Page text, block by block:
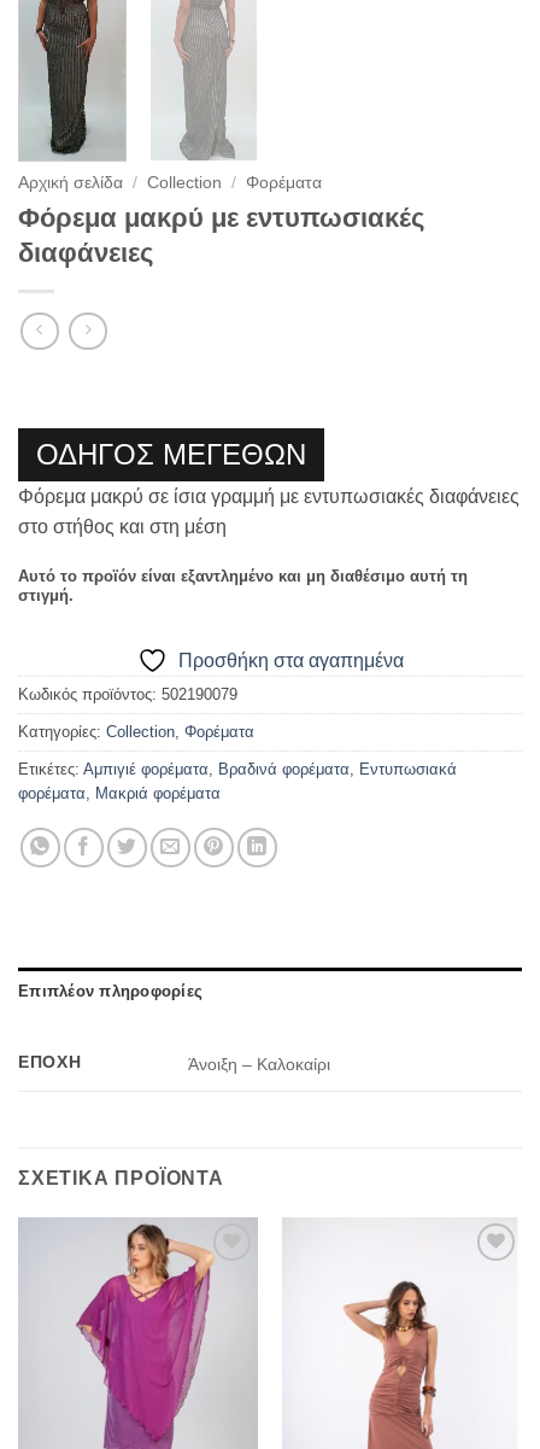
Αρχική σελίδα / Collection / Φορέματα
Φόρεμα μακρύ με εντυπωσιακές
διαφάνειες
ΟΔΗΓΟΣ ΜΕΓΕΘΩΝ
Φόρεμα μακρύ σε ίσια γραμμή με εντυπωσιακές διαφάνειες
στο στήθος και στη μέση
Αυτό το προϊόν είναι εξαντλημένο και μη διαθέσιμο αυτή τη
στιγμή.
Προσθήκη στα αγαπημένα
Κωδικός προϊόντος: 502190079
Κατηγορίες: Collection, Φορέματα
Ετικέτες: Αμπιγιέ φορέματα, Βραδινά φορέματα, Εντυπωσιακά
φορέματα, Μακριά φορέματα
Επιπλέον πληροφορίες
ΕΠΟΧΉ Άνοιξη – Καλοκαίρι
ΣΧΕΤΙΚΆ ΠΡΟΪΌΝΤΑ
Προσθήκη
στα
αγαπημένα